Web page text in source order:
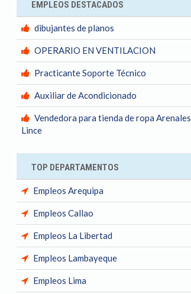
EMPLEOS DESTACADOS
dibujantes de planos
OPERARIO EN VENTILACION
Practicante Soporte Técnico
Auxiliar de Acondicionado
Vendedora para tienda de ropa Arenales
Lince
TOP DEPARTAMENTOS
Empleos Arequipa
Empleos Callao
Empleos La Libertad
Empleos Lambayeque
Empleos Lima